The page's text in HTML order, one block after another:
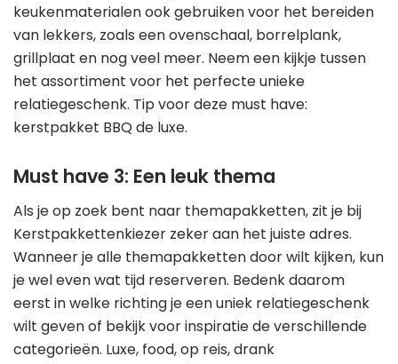
keukenmaterialen ook gebruiken voor het bereiden
van lekkers, zoals een ovenschaal, borrelplank,
grillplaat en nog veel meer. Neem een kijkje tussen
het assortiment voor het perfecte unieke
relatiegeschenk. Tip voor deze must have:
kerstpakket BBQ de luxe.
Must have 3: Een leuk thema
Als je op zoek bent naar themapakketten, zit je bij
Kerstpakkettenkiezer zeker aan het juiste adres.
Wanneer je alle themapakketten door wilt kijken, kun
je wel even wat tijd reserveren. Bedenk daarom
eerst in welke richting je een uniek relatiegeschenk
wilt geven of bekijk voor inspiratie de verschillende
categorieën. Luxe, food, op reis, drank